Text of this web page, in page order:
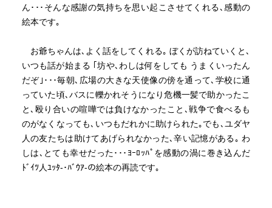
ん･･･そんな感謝の気持ちを思い起こさせてくれる､感動の
絵本です｡
お爺ちゃんは､よく話をしてくれる｡ ぼくが訪ねていくと､
いつも話が始まる ｢坊や､わしは何をしても うまくいったん
だぞ｣･･･毎朝､広場の大きな天使像の傍を通って､学校に通
っていた頃､バスに轢かれそうになり危機一髪で助かったこ
と､殴り合いの喧嘩では負けなかったこと､戦争で食べるも
のがなくなっても､いつもだれかに助けられた｡でも､ユダヤ
人の友たちは助けてあげられなかった､辛い記憶がある｡ わ
しは､とても幸せだった･･･ﾖｰﾛｯﾊﾟを感動の渦に巻き込んだ
ﾄﾞｲﾂ人ﾕｯﾀ-･ﾊﾞｳｱ-の絵本の再読です｡